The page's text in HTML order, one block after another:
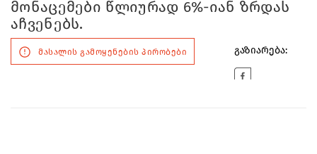
მონაცემები წლიურად 6%-იან ზრდას
აჩვენებს.
მასალის გამოყენების პირობები გაზიარება: